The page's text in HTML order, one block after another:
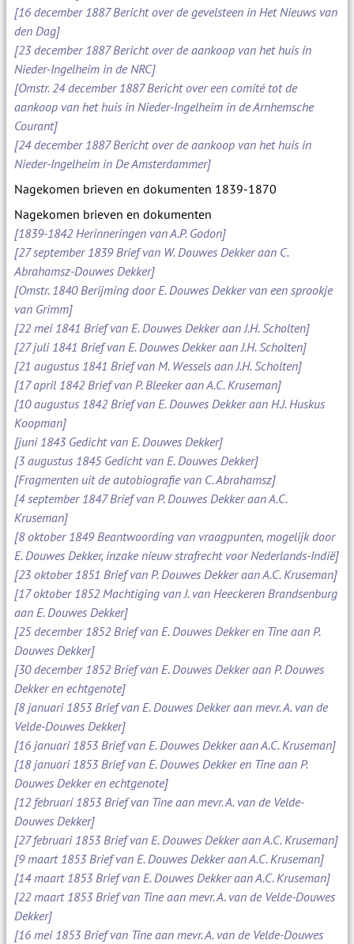
[16 december 1887 Bericht over de gevelsteen in Het Nieuws van
den Dag]
[23 december 1887 Bericht over de aankoop van het huis in
Nieder-Ingelheim in de NRC]
[Omstr. 24 december 1887 Bericht over een comité tot de
aankoop van het huis in Nieder-Ingelheim in de Arnhemsche
Courant]
[24 december 1887 Bericht over de aankoop van het huis in
Nieder-Ingelheim in De Amsterdammer]
Nagekomen brieven en dokumenten 1839-1870
Nagekomen brieven en dokumenten
[1839-1842 Herinneringen van A.P. Godon]
[27 september 1839 Brief van W. Douwes Dekker aan C.
Abrahamsz-Douwes Dekker]
[Omstr. 1840 Berijming door E. Douwes Dekker van een sprookje
van Grimm]
[22 mei 1841 Brief van E. Douwes Dekker aan J.H. Scholten]
[27 juli 1841 Brief van E. Douwes Dekker aan J.H. Scholten]
[21 augustus 1841 Brief van M. Wessels aan J.H. Scholten]
[17 april 1842 Brief van P. Bleeker aan A.C. Kruseman]
[10 augustus 1842 Brief van E. Douwes Dekker aan H.J. Huskus
Koopman]
[juni 1843 Gedicht van E. Douwes Dekker]
[3 augustus 1845 Gedicht van E. Douwes Dekker]
[Fragmenten uit de autobiografie van C. Abrahamsz]
[4 september 1847 Brief van P. Douwes Dekker aan A.C.
Kruseman]
[8 oktober 1849 Beantwoording van vraagpunten, mogelijk door
E. Douwes Dekker, inzake nieuw strafrecht voor Nederlands-Indië]
[23 oktober 1851 Brief van P. Douwes Dekker aan A.C. Kruseman]
[17 oktober 1852 Machtiging van J. van Heeckeren Brandsenburg
aan E. Douwes Dekker]
[25 december 1852 Brief van E. Douwes Dekker en Tine aan P.
Douwes Dekker]
[30 december 1852 Brief van E. Douwes Dekker aan P. Douwes
Dekker en echtgenote]
[8 januari 1853 Brief van E. Douwes Dekker aan mevr. A. van de
Velde-Douwes Dekker]
[16 januari 1853 Brief van E. Douwes Dekker aan A.C. Kruseman]
[18 januari 1853 Brief van E. Douwes Dekker en Tine aan P.
Douwes Dekker en echtgenote]
[12 februari 1853 Brief van Tine aan mevr. A. van de Velde-
Douwes Dekker]
[27 februari 1853 Brief van E. Douwes Dekker aan A.C. Kruseman]
[9 maart 1853 Brief van E. Douwes Dekker aan A.C. Kruseman]
[14 maart 1853 Brief van E. Douwes Dekker aan A.C. Kruseman]
[22 maart 1853 Brief van Tine aan mevr. A. van de Velde-Douwes
Dekker]
[16 mei 1853 Brief van Tine aan mevr. A. van de Velde-Douwes